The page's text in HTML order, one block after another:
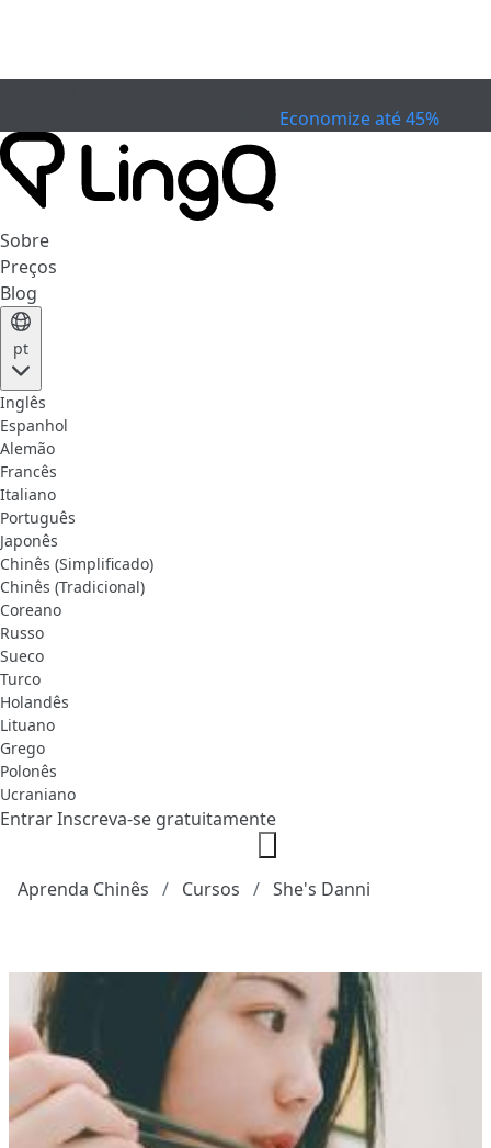
Economize até 45%
Sobre
Preços
Blog
pt
Inglês
Espanhol
Alemão
Francês
Italiano
Português
Japonês
Chinês (Simplificado)
Chinês (Tradicional)
Coreano
Russo
Sueco
Turco
Holandês
Lituano
Grego
Polonês
Ucraniano
EntrarInscreva-se gratuitamente
Aprenda Chinês Cursos She's Danni